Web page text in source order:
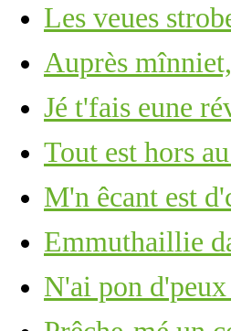
Les veues
Auprès
Jé t'fais eune
Tout est hors
M'n êcant est
Emmuthaillie
N'ai pon